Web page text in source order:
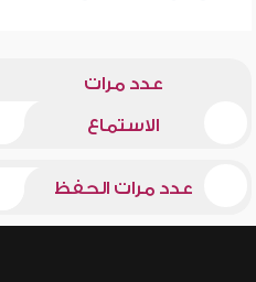
عدد مرات
الاستماع
عدد مرات الحفظ